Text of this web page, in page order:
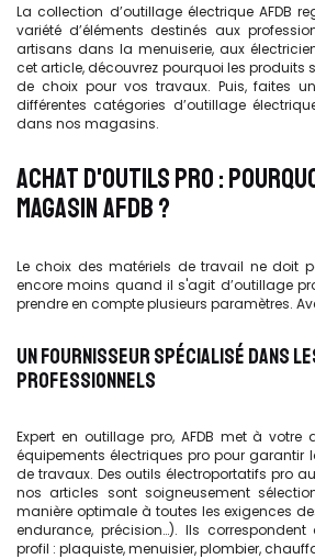
La collection d’outillage électrique AFDB
variété d’éléments destinés aux
artisans dans la menuiserie, aux
cet article, découvrez pourquoi les produits
de choix pour vos travaux. Puis, faites
différentes catégories d’outillage
dans nos magasins.
ACHAT D'OUTILS PRO :
MAGASIN AFDB ?
Le choix des matériels de travail ne doit
encore moins quand il s'agit d’outillage
prendre en compte plusieurs paramètres.
UN FOURNISSEUR SPÉCIALISÉ DANS
PROFESSIONNELS
Expert en outillage pro, AFDB met à votre
équipements électriques pro pour garantir
de travaux. Des outils électroportatifs pro
nos articles sont soigneusement
manière optimale à toutes les exigences
endurance, précision…). Ils
profil : plaquiste, menuisier, plombier,